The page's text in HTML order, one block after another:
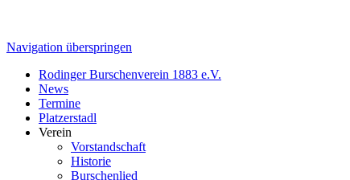
Navigation überspringen
Rodinger Burschenverein 1883 e.V.
News
Termine
Platzerstadl
Verein
Vorstandschaft
Historie
Burschenlied